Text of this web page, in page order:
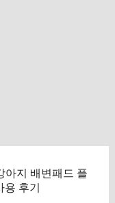
아지 배변패드 플
후기